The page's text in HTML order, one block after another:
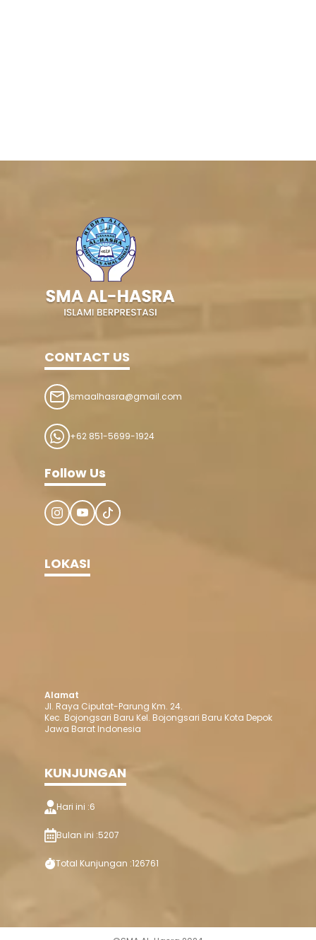
CONTACT US
smaalhasra@gmail.com
+62 851-5699-1924
Follow Us
LOKASI
Alamat
Jl. Raya Ciputat-Parung Km. 24.
Kec. Bojongsari Baru Kel. Bojongsari Baru Kota Depok
Jawa Barat Indonesia
KUNJUNGAN
Hari ini :6
Bulan ini :5207
Total Kunjungan :126761